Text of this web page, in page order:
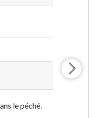
le péché.